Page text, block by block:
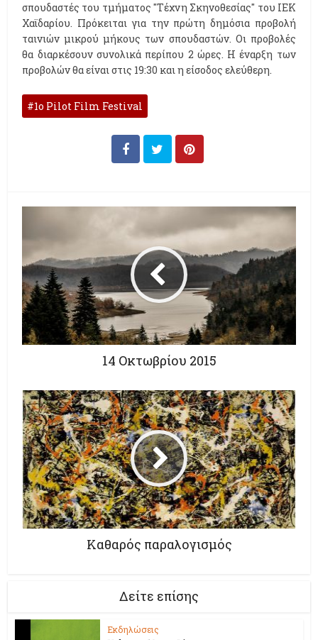
σπουδαστές του τμήματος "Τέχνη Σκηνοθεσίας" του ΙΕΚ
Χαϊδαρίου. Πρόκειται για την πρώτη δημόσια προβολή
ταινιών μικρού μήκους των σπουδαστών. Οι προβολές
θα διαρκέσουν συνολικά περίπου 2 ώρες. Η έναρξη των
προβολών θα είναι στις 19:30 και η είσοδος ελεύθερη.
1ο Pilot Film Festival
14 Οκτωβρίου 2015
Καθαρός παραλογισμός
Δείτε επίσης
Εκδηλώσεις